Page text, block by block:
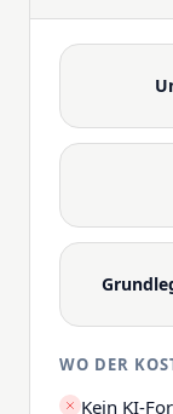
WO DER
Kein KI-